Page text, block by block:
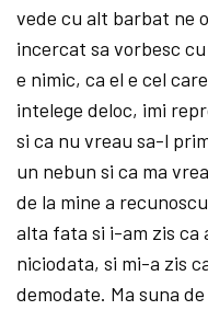
vede cu alt barbat ne
incercat sa vorbesc
e nimic, ca el e cel
intelege deloc, imi
si ca nu vreau sa-l
un nebun si ca ma
de la mine a
alta fata si i-am zis ca
niciodata, si mi-a zis
demodate. Ma suna